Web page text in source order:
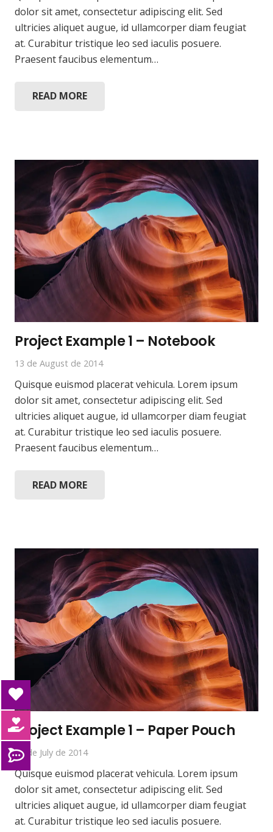
dolor sit amet, consectetur adipiscing elit. Sed
ultricies aliquet augue, id ullamcorper diam feugiat
at. Curabitur tristique leo sed iaculis posuere.
Praesent faucibus elementum…
READ MORE
Project Example 1 – Notebook
13 de August de 2014
Quisque euismod placerat vehicula. Lorem ipsum
dolor sit amet, consectetur adipiscing elit. Sed
ultricies aliquet augue, id ullamcorper diam feugiat
at. Curabitur tristique leo sed iaculis posuere.
Praesent faucibus elementum…
READ MORE
Project Example 1 – Paper Pouch
26 de July de 2014
Quisque euismod placerat vehicula. Lorem ipsum
dolor sit amet, consectetur adipiscing elit. Sed
ultricies aliquet augue, id ullamcorper diam feugiat
at. Curabitur tristique leo sed iaculis posuere.